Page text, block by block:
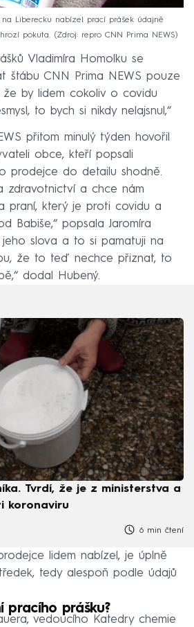
Liberecku nabízel prací prášek údajně
pokuta.
Zdroj: repro CNN Prima NEWS
Vladimíra Homolku se
štábu CNN Prima NEWS pouze
že by lidem cokoliv o covidu
to bych si nikdy nelajsnul,“
přitom minulý týden hovořil
obce, kteří popsali
prodejce do detailu shodně.
zdravotnictví a chce nám
praní, který je proti covidu a
Babiše,“ popsala Jaromíra
jeho slova a to si pamatuji na
že to teď nechce přiznat, to
dodal Hubený.
Tvrdí, že je z ministerstva a
koronaviru
6 min čtení
lidem nabízel, je úplně
tedy alespoň podle údajů
pracího prášku?
vedoucího Katedry chemie